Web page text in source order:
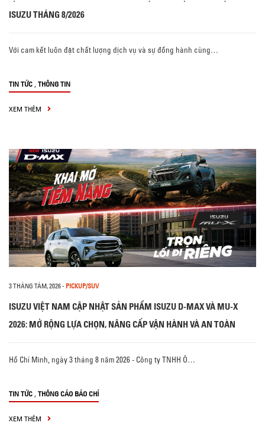
ISUZU THÁNG 8/2026
Với cam kết luôn đặt chất lượng dịch vụ và sự đồng hành cùng…
TIN TỨC , THÔNG TIN
XEM THÊM
3 THÁNG TÁM, 2026- PICKUP/SUV
ISUZU VIỆT NAM CẬP NHẬT SẢN PHẨM ISUZU D-MAX VÀ MU-X
2026: MỞ RỘNG LỰA CHỌN, NÂNG CẤP VẬN HÀNH VÀ AN TOÀN
Hồ Chí Minh, ngày 3 tháng 8 năm 2026 - Công ty TNHH Ô…
TIN TỨC , THÔNG CÁO BÁO CHÍ
XEM THÊM